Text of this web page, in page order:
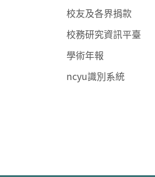
校友及各界捐款
校務研究資訊平臺
學術年報
ncyu識別系統